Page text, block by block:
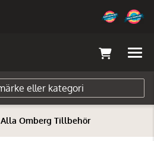
Alla Omberg Tillbehör